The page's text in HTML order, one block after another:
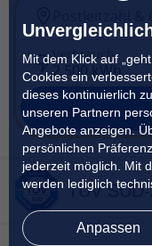
Mit dem Klick auf
Cookies ein
dieses kontinuierlich
unseren Partnern
Angebote anzeigen.
persönlichen
jederzeit möglich. Mit
werden lediglich
Anpassen
Verbrauch
2.500 kWh
TÜV